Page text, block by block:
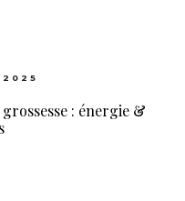
2025
: énergie &